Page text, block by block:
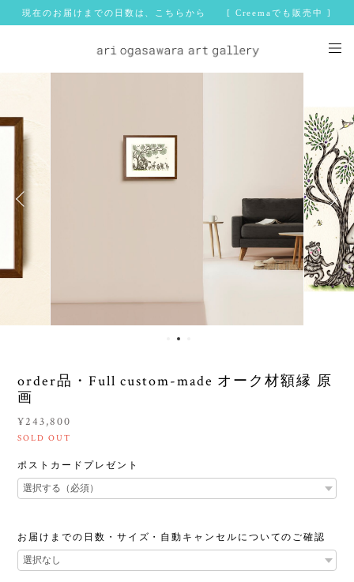
現在のお届けまでの日数は、こちらから [ Creemaでも販売中 ]
order品・Full custom-made オーク材額縁 原
画
¥243,800
SOLD OUT
ポストカードプレゼント
お届けまでの日数・サイズ・自動キャンセルについてのご確認